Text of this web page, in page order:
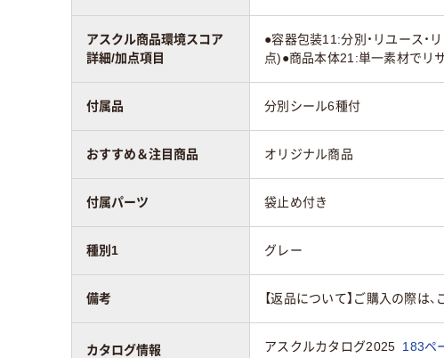
アスクル商品環境スコア
詳細/加点項目
●容器包装11:分別・リユース・
点)●商品本体21:単一素材でリ
付属品 分別シール6種付
おすすめ＆注目商品 オリジナル商品
付属パーツ 袋止め付き
種別1 グレー
備考 【返品について】ご購入の際は
カタログ情報 アスクルカタログ2025 183ペ